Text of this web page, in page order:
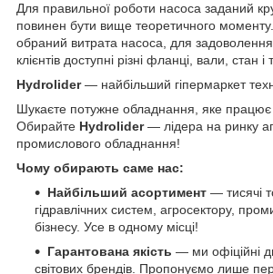
Для правильної роботи насоса заданий
повинен бути вище теоретичного
обраний витрата насоса, для
клієнтів доступні різні фланці, вали, стан і
Hydrolider— найбільший гіпермаркет
Шукаєте потужне обладнання, яке працює
Обирайте Hydrolider— лідера на ринку
промислового обладнання!
Чому обирають саме нас:
Найбільший асортимент — тисячі
гідравлічних систем, агросектору,
бізнесу. Усе в одному місці!
Гарантована якість — ми офіційні
світових брендів. Пропонуємо лише